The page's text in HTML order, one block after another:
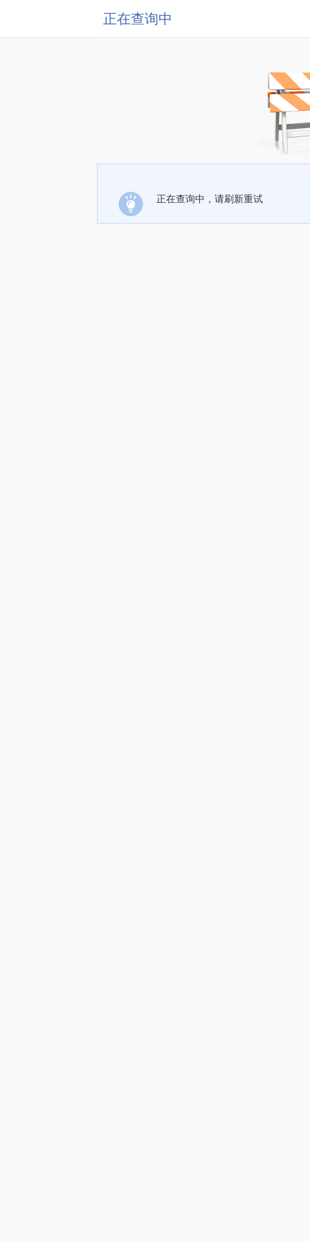
正在查询中
正在查询中，请刷新重试